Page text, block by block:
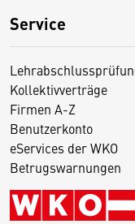
Service
Kollektivverträge
Firmen A-Z
Benutzerkonto
eServices der WKO
Betrugswarnungen